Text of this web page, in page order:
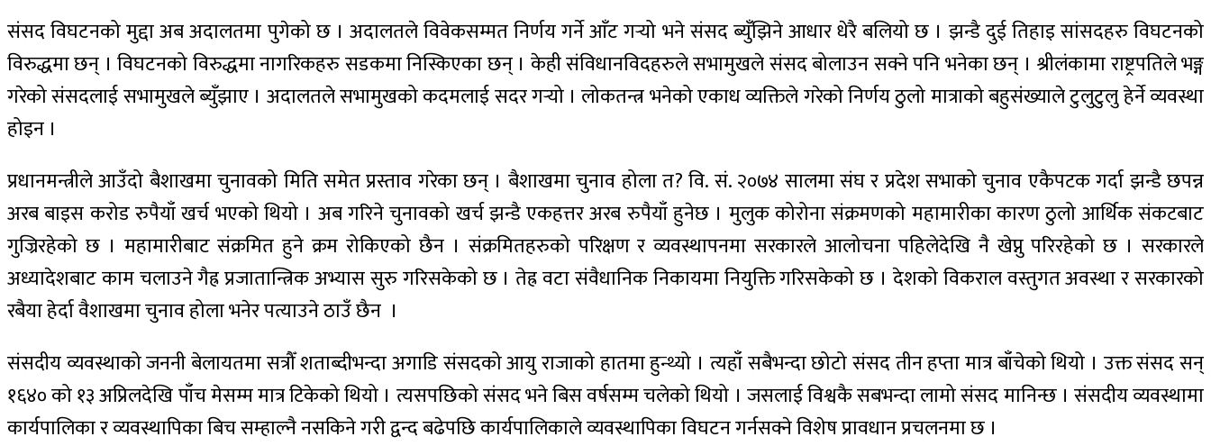
संसद विघटनको मुद्दा अब अदालतमा पुगेको छ । अदालतले विवेकसम्मत निर्णय गर्ने आँट गर्‍यो भने संसद ब्युँझिने आधार धेरै बलियो छ । झन्डै दुई तिहाइ सांसदहरु विघटनको
विरुद्धमा छन् । विघटनको विरुद्धमा नागरिकहरु सडकमा निस्किएका छन् । केही संविधानविदहरुले सभामुखले संसद बोलाउन सक्ने पनि भनेका छन् । श्रीलंकामा राष्ट्रपतिले भङ्ग
गरेको संसदलाई सभामुखले ब्युँझाए । अदालतले सभामुखको कदमलाई सदर गर्‍यो । लोकतन्त्र भनेको एकाध व्यक्तिले गरेको निर्णय ठुलो मात्राको बहुसंख्याले टुलुटुलु हेर्ने व्यवस्था
होइन ।
प्रधानमन्त्रीले आउँदो बैशाखमा चुनावको मिति समेत प्रस्ताव गरेका छन् । बैशाखमा चुनाव होला त? वि. सं. २०७४ सालमा संघ र प्रदेश सभाको चुनाव एकैपटक गर्दा झन्डै छपन्न
अरब बाइस करोड रुपैयाँ खर्च भएको थियो । अब गरिने चुनावको खर्च झन्डै एकहत्तर अरब रुपैयाँ हुनेछ । मुलुक कोरोना संक्रमणको महामारीका कारण ठुलो आर्थिक संकटबाट
गुज्रिरहेको छ । महामारीबाट संक्रमित हुने क्रम रोकिएको छैन । संक्रमितहरुको परिक्षण र व्यवस्थापनमा सरकारले आलोचना पहिलेदेखि नै खेप्नु परिरहेको छ । सरकारले
अध्यादेशबाट काम चलाउने गैह्र प्रजातान्त्रिक अभ्यास सुरु गरिसकेको छ । तेह्र वटा संवैधानिक निकायमा नियुक्ति गरिसकेको छ । देशको विकराल वस्तुगत अवस्था र सरकारको
रबैया हेर्दा वैशाखमा चुनाव होला भनेर पत्याउने ठाउँ छैन ।
संसदीय व्यवस्थाको जननी बेलायतमा सत्रौँ शताब्दीभन्दा अगाडि संसदको आयु राजाको हातमा हुन्थ्यो । त्यहाँ सबैभन्दा छोटो संसद तीन हप्ता मात्र बाँचेको थियो । उक्त संसद सन्‌
१६४० को १३ अप्रिलदेखि पाँच मेसम्म मात्र टिकेको थियो । त्यसपछिको संसद भने बिस वर्षसम्म चलेको थियो । जसलाई विश्वकै सबभन्दा लामो संसद मानिन्छ । संसदीय व्यवस्थामा
कार्यपालिका र व्यवस्थापिका बिच सम्हाल्नै नसकिने गरी द्वन्द बढेपछि कार्यपालिकाले व्यवस्थापिका विघटन गर्नसक्ने विशेष प्रावधान प्रचलनमा छ ।